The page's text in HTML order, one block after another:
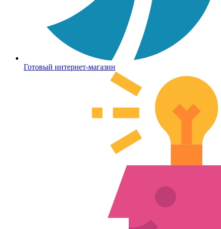
Готовый интернет-магазин